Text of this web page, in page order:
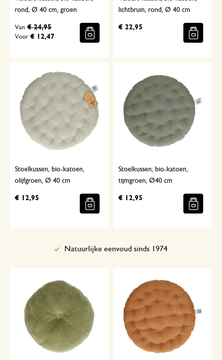
rond, Ø 40 cm, groen
Voor € 12,47
Van € 24,95
lichtbruin, rond, Ø 40 cm
€ 22,95
Stoelkussen, bio-katoen,
olijfgroen, Ø 40 cm
€ 12,95
Stoelkussen, bio-katoen,
tijmgroen, Ø40 cm
€ 12,95
Natuurlijke eenvoud sinds 1974